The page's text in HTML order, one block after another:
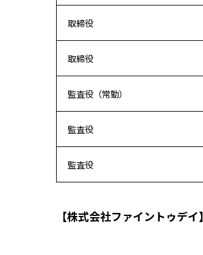
取締役
取締役
監査役（常勤）
監査役
監査役
【株式会社ファイントゥデイ】